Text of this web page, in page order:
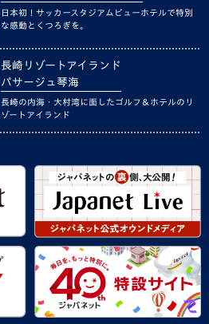
日本初！サッカースタジアムビューホテルで特別
な感動とくつろぎを。
長崎リゾートアイランド
パサージュ琴海
長崎の内海・大村湾に面したゴルフ＆ホテルのリ
ゾートアイランド